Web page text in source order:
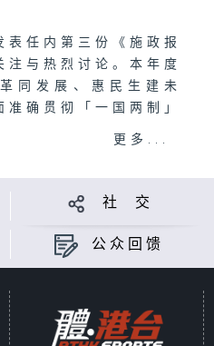
表任内第三份《施政报
注与热烈讨论。本年度
同发展、惠民生建未
确贯彻「一国两制」
固提升自身优势、发展
、构建关爱共融社会。
由行政长官李家超揭开
政报告》的理念与执政
局长等官员，讲解政策
陈淽菁
更多...
社 交
公众回馈